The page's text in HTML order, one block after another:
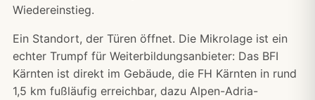
Wiedereinstieg.
Ein Standort, der Türen öffnet. Die Mikrolage ist ein
echter Trumpf für Weiterbildungsanbieter: Das BFI
Kärnten ist direkt im Gebäude, die FH Kärnten in rund
1,5 km fußläufig erreichbar, dazu Alpen-Adria-